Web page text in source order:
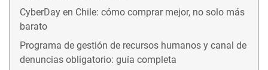
CyberDay en Chile: cómo comprar mejor, no solo más
barato
Programa de gestión de recursos humanos y canal de
denuncias obligatorio: guía completa